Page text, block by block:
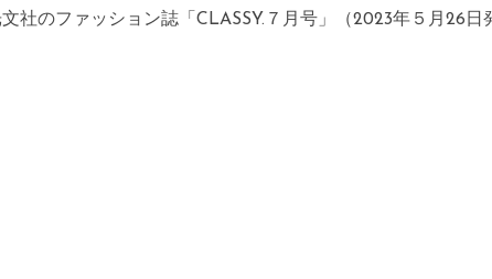
社のファッション誌「CLASSY.７月号」（2023年５月26日